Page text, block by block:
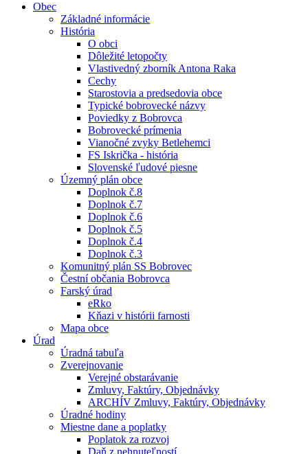
Obec
Základné informácie
História
O obci
Dôležité letopočty
Vlastivedný zborník Antona Raka
Cechy
Starostovia a predsedovia obce
Typické bobrovecké názvy
Poviedky z Bobrovca
Bobrovecké prímenia
Vianočné zvyky Betlehemci
FS Iskrička - história
Slovenské ľudové piesne
Územný plán obce
Doplnok č.8
Doplnok č.7
Doplnok č.6
Doplnok č.5
Doplnok č.4
Doplnok č.3
Komunitný plán SS Bobrovec
Čestní občania Bobrovca
Farský úrad
eRko
Kňazi v histórii farnosti
Mapa obce
Úrad
Úradná tabuľa
Zverejnovanie
Verejné obstarávanie
Zmluvy, Faktúry, Objednávky
ARCHÍV Zmluvy, Faktúry, Objednávky
Úradné hodiny
Miestne dane a poplatky
Poplatok za rozvoj
Daň z nehnuteľností